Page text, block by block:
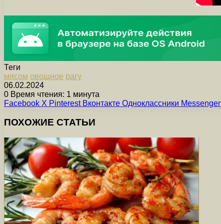
Теги
мясом овощное рагу
06.02.2024
0 Время чтения: 1 минута
Facebook X Pinterest Вконтакте Одноклассники Messenger
ПОХОЖИЕ СТАТЬИ